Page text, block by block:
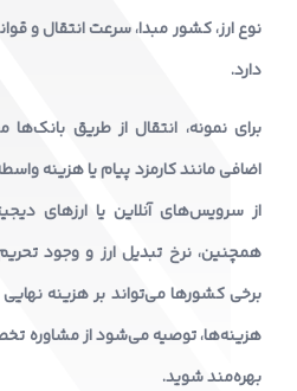
نوع ارز، کشور مبدا، سرعت انتقال و
دارد.
برای نمونه، انتقال از طریق
اضافی مانند کارمزد پیام یا هزینه
از سرویس‌های آنلاین یا ارزهای
همچنین، نرخ تبدیل ارز و وجود
برخی کشورها می‌تواند بر هزینه نهایی
هزینه‌ها، توصیه می‌شود از مشاوره
بهره‌مند شوید.